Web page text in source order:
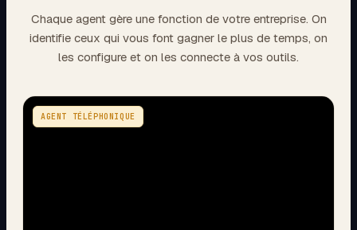
Chaque agent gère une fonction de votre entreprise. On
identifie ceux qui vous font gagner le plus de temps, on
les configure et on les connecte à vos outils.
AGENT TÉLÉPHONIQUE